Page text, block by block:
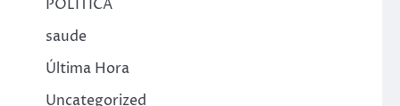
POLITICA
saude
Última Hora
Uncategorized